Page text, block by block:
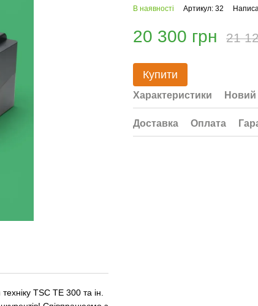
TSC TE 300 та ін.
В наявності Артикул: 32
20 300 грн 21
Купити
Характеристики Новий
Доставка Оплата